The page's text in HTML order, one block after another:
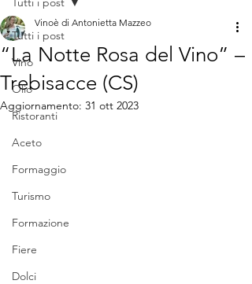
Tutti i post
Vino
Olio
Ristoranti
Aceto
Formaggio
Turismo
Formazione
Fiere
Dolci
“La Notte Rosa del Vino” –
Trebisacce (CS)
Vinoè di Antonietta Mazzeo
Aggiornamento: 31 ott 2023